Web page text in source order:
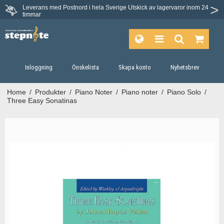
Leverans med Postnord i hela Sverige Utskick av lagervaror inom 24
timmar
Du har 30 dagars ångerrätt.
Inloggning Önskelista Skapa konto Nyhetsbrev
Home / Produkter / Piano Noter / Piano noter / Piano Solo /
Three Easy Sonatinas